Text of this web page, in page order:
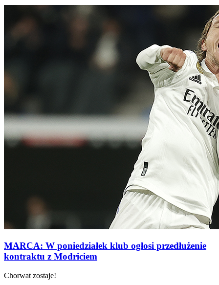
MARCA: W poniedziałek klub ogłosi przedłużenie
kontraktu z Modriciem
Chorwat zostaje!